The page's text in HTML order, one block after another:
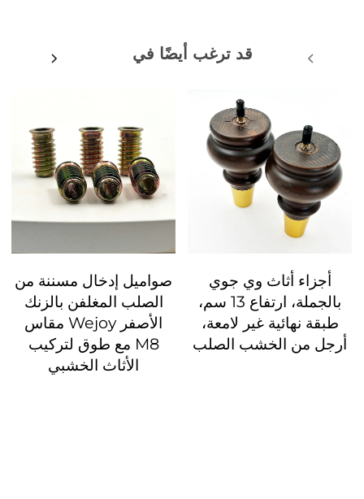
قد ترغب أيضًا في
أجزاء أثاث وي جوي
بالجملة، ارتفاع 13 سم،
طبقة نهائية غير لامعة،
أرجل من الخشب الصلب
صواميل إدخال مسننة من
الصلب المغلفن بالزنك
الأصفر Wejoy مقاس
M8 مع طوق لتركيب
الأثاث الخشبي